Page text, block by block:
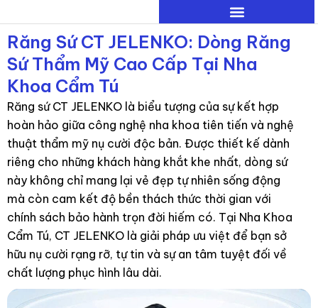
tới
nội
dung
Răng Sứ CT JELENKO: Dòng Răng
Sứ Thẩm Mỹ Cao Cấp Tại Nha
Khoa Cẩm Tú
Răng sứ CT JELENKO là biểu tượng của sự kết hợp
hoàn hảo giữa công nghệ nha khoa tiên tiến và nghệ
thuật thẩm mỹ nụ cười độc bản. Được thiết kế dành
riêng cho những khách hàng khắt khe nhất, dòng sứ
này không chỉ mang lại vẻ đẹp tự nhiên sống động
mà còn cam kết độ bền thách thức thời gian với
chính sách bảo hành trọn đời hiếm có. Tại Nha Khoa
Cẩm Tú, CT JELENKO là giải pháp ưu việt để bạn sở
hữu nụ cười rạng rỡ, tự tin và sự an tâm tuyệt đối về
chất lượng phục hình lâu dài.